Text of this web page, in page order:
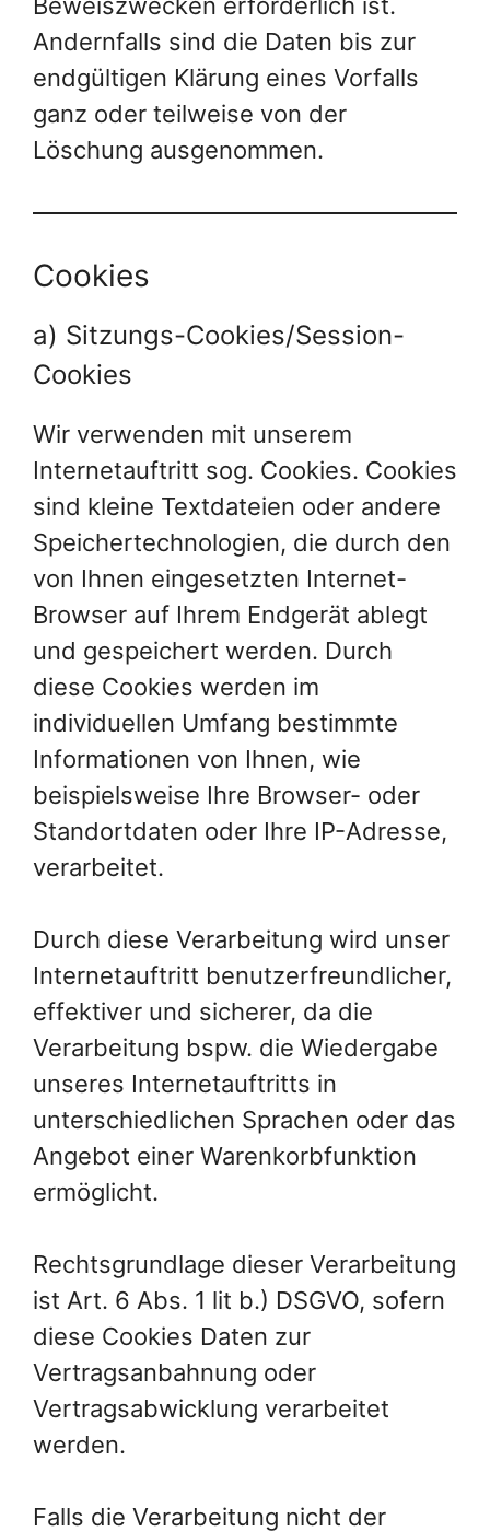
Andernfalls sind die Daten bis zur
endgültigen Klärung eines Vorfalls
ganz oder teilweise von der
Löschung ausgenommen.
Cookies
a) Sitzungs-Cookies/Session-
Cookies
Wir verwenden mit unserem
Internetauftritt sog. Cookies. Cookies
sind kleine Textdateien oder andere
Speichertechnologien, die durch den
von Ihnen eingesetzten Internet-
Browser auf Ihrem Endgerät ablegt
und gespeichert werden. Durch
diese Cookies werden im
individuellen Umfang bestimmte
Informationen von Ihnen, wie
beispielsweise Ihre Browser- oder
Standortdaten oder Ihre IP-Adresse,
verarbeitet.
Durch diese Verarbeitung wird unser
Internetauftritt benutzerfreundlicher,
effektiver und sicherer, da die
Verarbeitung bspw. die Wiedergabe
unseres Internetauftritts in
unterschiedlichen Sprachen oder das
Angebot einer Warenkorbfunktion
ermöglicht.
Rechtsgrundlage dieser Verarbeitung
ist Art. 6 Abs. 1 lit b.) DSGVO, sofern
diese Cookies Daten zur
Vertragsanbahnung oder
Vertragsabwicklung verarbeitet
werden.
Falls die Verarbeitung nicht der